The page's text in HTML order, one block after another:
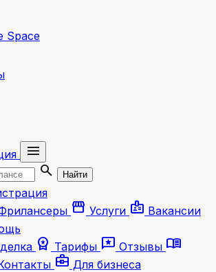
Space
menu
search
Найти
storefront Услуги badge Вакансии
workspace_premium Тарифы reviews Отзывы menu_book
business_center Для бизнеса